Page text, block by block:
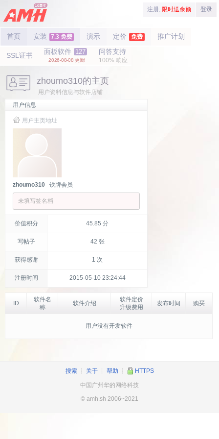
注册, 限时送余额 登录
首页 安装 7.3 免费 演示 定价 免费 推广计划
SSL证书 面板软件 127
2026-08-08 更新!
问答支持
100% 响应
zhoumo310的主页
用户资料信息与软件店铺
用户信息
用户主页地址
zhoumo310 铁牌会员
未填写签名档
价值积分 45.85 分
写帖子 42 张
获得感谢 1 次
注册时间 2015-05-10 23:24:44
ID
软件名
称
软件介绍
软件定价
升级费用
发布时间 购买
用户没有开发软件
搜索┊ 关于┊ 帮助 HTTPS
中国广州华的网络科技
© amh.sh 2006~2021